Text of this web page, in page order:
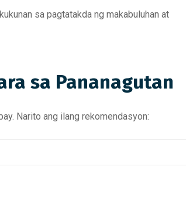
sa pagtatakda ng makabuluhan at
sa Pananagutan
Narito ang ilang rekomendasyon: